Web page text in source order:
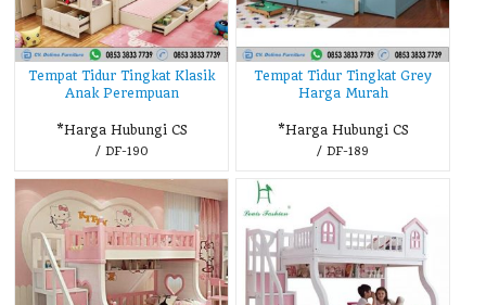
Tempat Tidur Tingkat Klasik
Anak Perempuan
*Harga Hubungi CS
/ DF-190
Tempat Tidur Tingkat Grey
Harga Murah
*Harga Hubungi CS
/ DF-189